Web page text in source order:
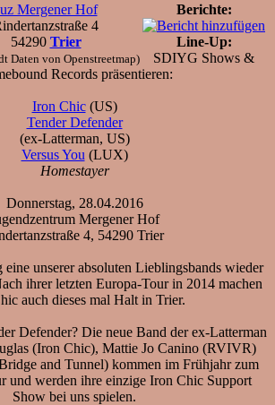
Mergener Hof
4
54290 Trier
Daten von Openstreetmap)
Berichte:
Line-Up:
SDIYG Shows &
Records präsentieren:
Iron Chic(US)
Tender Defender
(ex-Latterman, US)
Versus You (LUX)
Homestayer
Donnerstag, 28.04.2016
Mergener Hof
4, 54290 Trier
eine unserer absoluten Lieblingsbands wieder
ihrer letzten Europa-Tour in 2014 machen
auch dieses mal Halt in Trier.
Defender? Die neue Band der ex-Latterman
(Iron Chic), Mattie Jo Canino (RVIVR)
and Tunnel) kommen im Frühjahr zum
und werden ihre einzige Iron Chic Support
Show bei uns spielen.